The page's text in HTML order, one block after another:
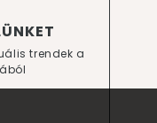
trendek a